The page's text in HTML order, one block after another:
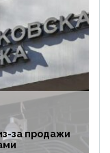
за продажи